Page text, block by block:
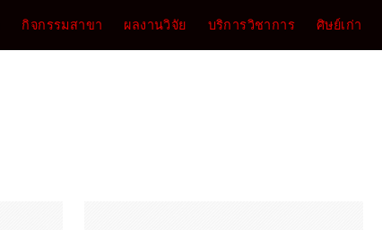
กิจกรรมสาขา ผลงานวิจัย บริการวิชาการ ศิษย์เก่า